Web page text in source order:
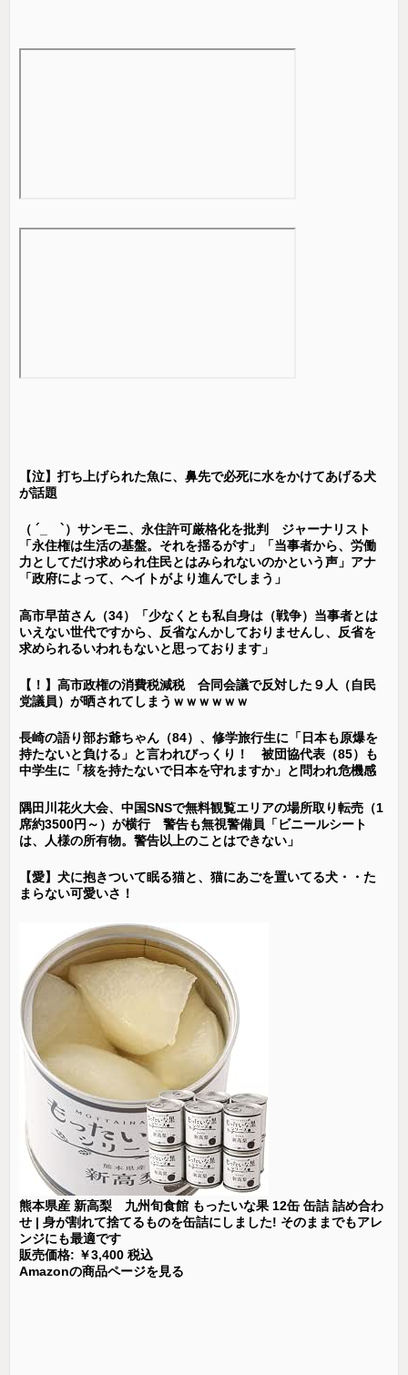
【泣】打ち上げられた魚に、鼻先で必死に水をかけてあげる犬
が話題
（ ´_ゝ`）サンモニ、永住許可厳格化を批判 ジャーナリスト
「永住権は生活の基盤。それを揺るがす」「当事者から、労働
力としてだけ求められ住民とはみられないのかという声」アナ
「政府によって、ヘイトがより進んでしまう」
高市早苗さん（34）「少なくとも私自身は（戦争）当事者とは
いえない世代ですから、反省なんかしておりませんし、反省を
求められるいわれもないと思っております」
【！】高市政権の消費税減税 合同会議で反対した９人（自民
党議員）が晒されてしまうｗｗｗｗｗｗ
長崎の語り部お爺ちゃん（84）、修学旅行生に「日本も原爆を
持たないと負ける」と言われびっくり！ 被団協代表（85）も
中学生に「核を持たないで日本を守れますか」と問われ危機感
隅田川花火大会、中国SNSで無料観覧エリアの場所取り転売（1
席約3500円～）が横行 警告も無視警備員「ビニールシート
は、人様の所有物。警告以上のことはできない」
【愛】犬に抱きついて眠る猫と、猫にあごを置いてる犬・・た
まらない可愛いさ！
熊本県産 新高梨 九州旬食館 もったいな果 12缶 缶詰 詰め合わ
せ | 身が割れて捨てるものを缶詰にしました! そのままでもアレ
ンジにも最適です
販売価格: ￥3,400 税込
Amazonの商品ページを見る